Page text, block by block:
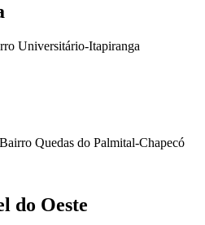
Universitário-Itapiranga
Quedas do Palmital-Chapecó
do Oeste